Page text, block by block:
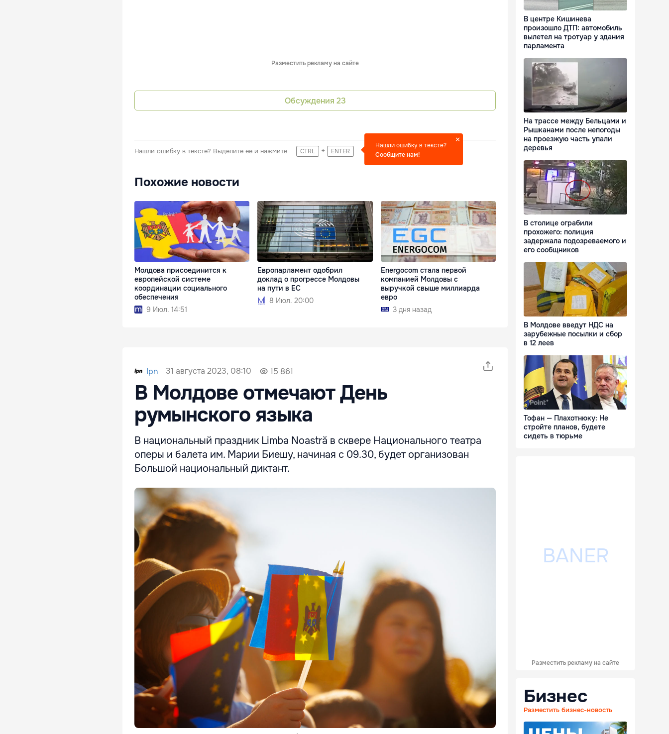
Разместить рекламу на сайте
Обсуждения 23
Нашли ошибку в тексте? Выделите ее и нажмите CTRL + ENTER
Нашли ошибку в тексте?
Сообщите нам!
Похожие новости
Молдова присоединится к
европейской системе
координации социального
обеспечения
9 Июл. 14:51
Европарламент одобрил
доклад о прогрессе Молдовы
на пути в ЕС
8 Июл. 20:00
Energocom стала первой
компанией Молдовы с
выручкой свыше миллиарда
евро
3 дня назад
Ipn 31 августа 2023, 08:10 15 861
В Молдове отмечают День
румынского языка
В национальный праздник Limba Noastră в сквере Национального театра
оперы и балета им. Марии Биешу, начиная с 09.30, будет организован
Большой национальный диктант.
В центре Кишинева
произошло ДТП: автомобиль
вылетел на тротуар у здания
парламента
На трассе между Бельцами и
Рышканами после непогоды
на проезжую часть упали
деревья
В столице ограбили
прохожего: полиция
задержала подозреваемого и
его сообщников
В Молдове введут НДС на
зарубежные посылки и сбор
в 12 леев
Тофан — Плахотнюку: Не
стройте планов, будете
сидеть в тюрьме
Разместить рекламу на сайте
Бизнес
Разместить бизнес-новость